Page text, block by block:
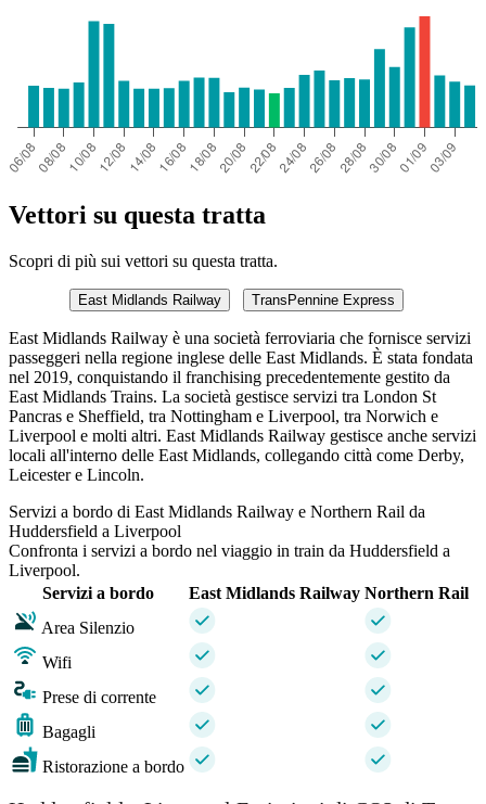
Vettori su questa tratta
Scopri di più sui vettori su questa tratta.
East Midlands Railway TransPennine Express
East Midlands Railway è una società ferroviaria che fornisce servizi
passeggeri nella regione inglese delle East Midlands. È stata fondata
nel 2019, conquistando il franchising precedentemente gestito da
East Midlands Trains. La società gestisce servizi tra London St
Pancras e Sheffield, tra Nottingham e Liverpool, tra Norwich e
Liverpool e molti altri. East Midlands Railway gestisce anche servizi
locali all'interno delle East Midlands, collegando città come Derby,
Leicester e Lincoln.
Servizi a bordo di East Midlands Railway e Northern Rail da
Huddersfield a Liverpool
Confronta i servizi a bordo nel viaggio in train da Huddersfield a
Liverpool.
Servizi a bordo
East Midlands Railway Northern Rail
Area Silenzio
Wifi
Prese di corrente
Bagagli
Ristorazione a bordo